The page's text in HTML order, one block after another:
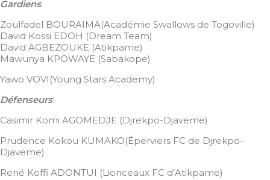
Gardiens:
Zoulfadel BOURAIMA(Académie Swallows de Togoville)
David Kossi EDOH (Dream Team)
David AGBEZOUKE (Atikpame)
Mawunya KPOWAYE (Sabakope)
Yawo VOVI(Young Stars Academy)
Défenseurs:
Casimir Komi AGOMEDJE (Djrekpo-Djaveme)
Prudence Kokou KUMAKO(Éperviers FC de Djrekpo-
Djaveme)
René Koffi ADONTUI (Lionceaux FC d’Atikpame)